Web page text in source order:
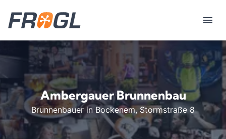
Ambergauer Brunnenbau
Brunnenbauer in Bockenem, Stormstraße 8